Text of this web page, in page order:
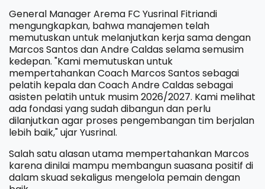
General Manager Arema FC Yusrinal Fitriandi
mengungkapkan, bahwa manajemen telah
memutuskan untuk melanjutkan kerja sama dengan
Marcos Santos dan Andre Caldas selama semusim
kedepan. "Kami memutuskan untuk
mempertahankan Coach Marcos Santos sebagai
pelatih kepala dan Coach Andre Caldas sebagai
asisten pelatih untuk musim 2026/2027. Kami melihat
ada fondasi yang sudah dibangun dan perlu
dilanjutkan agar proses pengembangan tim berjalan
lebih baik," ujar Yusrinal.
Salah satu alasan utama mempertahankan Marcos
karena dinilai mampu membangun suasana positif di
dalam skuad sekaligus mengelola pemain dengan